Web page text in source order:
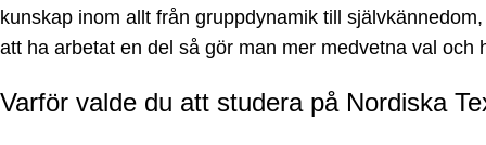
kunskap inom allt från gruppdynamik till
att ha arbetat en del så gör man mer medvetna val och
Varför valde du att studera på Nordiska